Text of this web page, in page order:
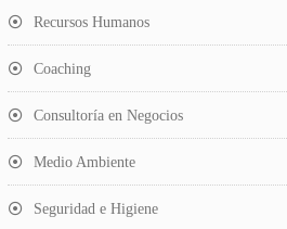
Recursos Humanos
Coaching
Consultoría en Negocios
Medio Ambiente
Seguridad e Higiene